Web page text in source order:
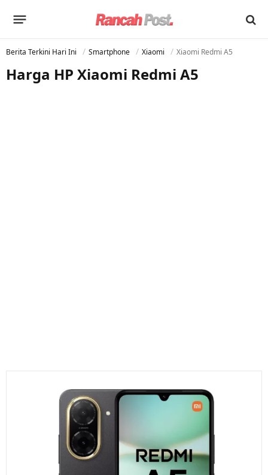
Berita Terkini Hari Ini Smartphone Xiaomi Xiaomi Redmi A5
Harga HP Xiaomi Redmi A5